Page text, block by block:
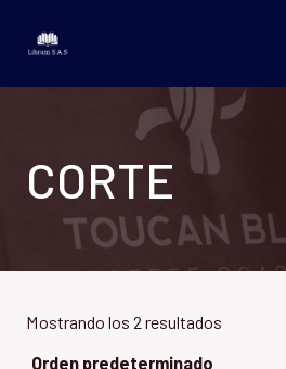
CORTE
Mostrando los 2 resultados